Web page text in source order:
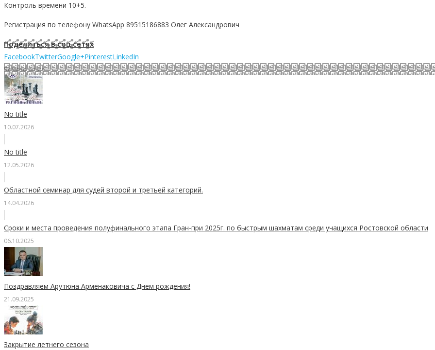
Контроль времени 10+5.
Регистрация по телефону WhatsApp 89515186883 Олег Александрович
Поделиться в соц.сетях
FacebookTwitterGoogle+PinterestLinkedIn
Related posts
No title
10.07.2026
No title
12.05.2026
Областной семинар для судей второй и третьей категорий.
14.04.2026
Сроки и места проведения полуфинального этапа Гран-при 2025г. по быстрым шахматам среди учащихся Ростовской области
06.10.2025
Поздравляем Арутюна Арменаковича с Днем рождения!
21.09.2025
Закрытие летнего сезона